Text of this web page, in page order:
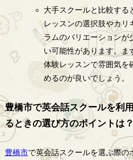
大手スクールと比較する
レッスンの選択肢やカリ
ラムのバリエーションが
い可能性があります。ま
体験レッスンで雰囲気を
めるのが良いでしょう。
豊橋市で英会話スクールを利
るときの選び方のポイントは？
豊橋市で英会話スクールを選ぶ際の